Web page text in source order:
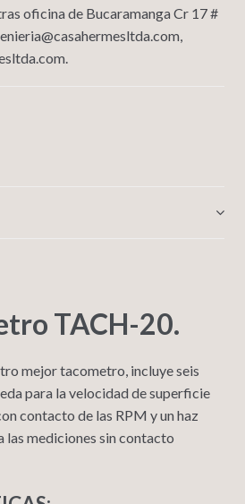
oficina de Bucaramanga Cr 17 #
TACH-20.
mejor tacometro, incluye seis
para la velocidad de superficie
contacto de las RPM y un haz
las mediciones sin contacto